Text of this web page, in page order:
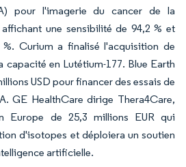
pour l'imagerie du cancer de la
une sensibilité de 94,2 % et
Curium a finalisé l'acquisition de
capacité en Lutétium-177. Blue Earth
USD pour financer des essais de
GE HealthCare dirige Thera4Care,
Europe de 25,3 millions EUR qui
d'isotopes et déploiera un soutien
artificielle.